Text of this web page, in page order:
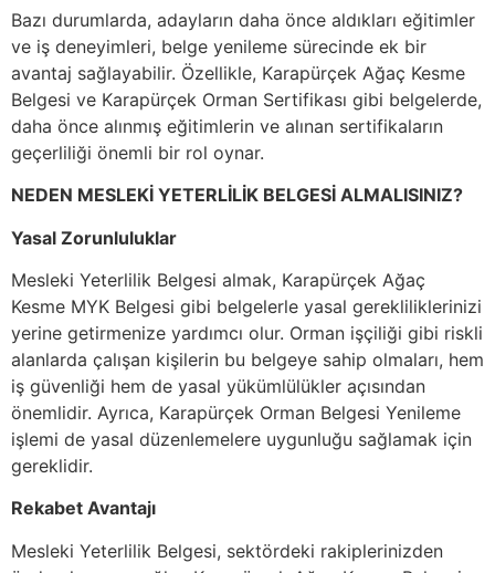
Bazı durumlarda, adayların daha önce aldıkları eğitimler
ve iş deneyimleri, belge yenileme sürecinde ek bir
avantaj sağlayabilir. Özellikle, Karapürçek Ağaç Kesme
Belgesi ve Karapürçek Orman Sertifikası gibi belgelerde,
daha önce alınmış eğitimlerin ve alınan sertifikaların
geçerliliği önemli bir rol oynar.
NEDEN MESLEKİ YETERLİLİK BELGESİ ALMALISINIZ?
Yasal Zorunluluklar
Mesleki Yeterlilik Belgesi almak, Karapürçek Ağaç
Kesme MYK Belgesi gibi belgelerle yasal gerekliliklerinizi
yerine getirmenize yardımcı olur. Orman işçiliği gibi riskli
alanlarda çalışan kişilerin bu belgeye sahip olmaları, hem
iş güvenliği hem de yasal yükümlülükler açısından
önemlidir. Ayrıca, Karapürçek Orman Belgesi Yenileme
işlemi de yasal düzenlemelere uygunluğu sağlamak için
gereklidir.
Rekabet Avantajı
Mesleki Yeterlilik Belgesi, sektördeki rakiplerinizden